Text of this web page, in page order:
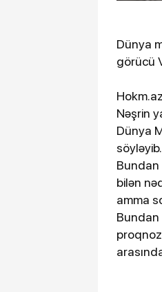
Dünya
görücü
Nəşrin
Dünya
Bundan
bilən
amma
Bundan